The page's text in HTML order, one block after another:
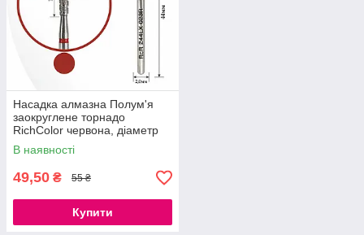
Насадка алмазна Полум'я
заокруглене торнадо
RichColor червона, діаметр
2.3 мм, довжина 10 мм
В наявності
49,50 ₴ 55 ₴
Купити